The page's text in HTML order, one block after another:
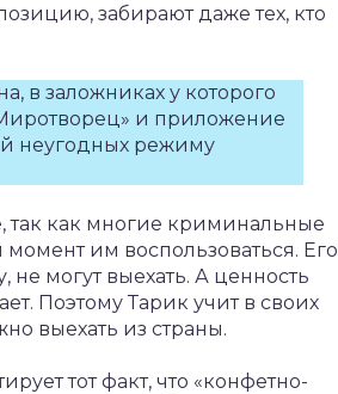
забирают даже тех, кто
в заложниках у которого
и приложение
неугодных режиму
так как многие криминальные
им воспользоваться. Его
могут выехать. А ценность
Поэтому Тарик учит в своих
выехать из страны.
тот факт, что «конфетно-